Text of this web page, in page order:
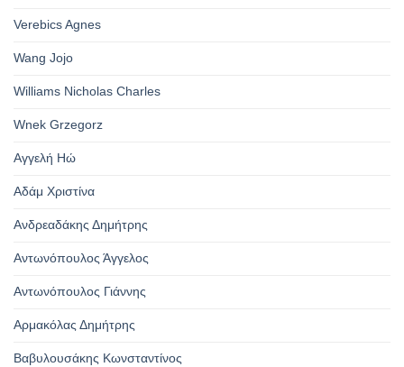
Verebics Agnes
Wang Jojo
Williams Nicholas Charles
Wnek Grzegorz
Αγγελή Ηώ
Αδάμ Χριστίνα
Ανδρεαδάκης Δημήτρης
Αντωνόπουλος Άγγελος
Αντωνόπουλος Γιάννης
Αρμακόλας Δημήτρης
Βαβυλουσάκης Κωνσταντίνος